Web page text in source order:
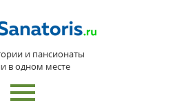
и пансионаты
в одном месте